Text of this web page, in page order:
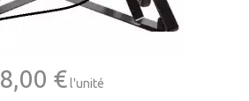
8,00 € l'unité